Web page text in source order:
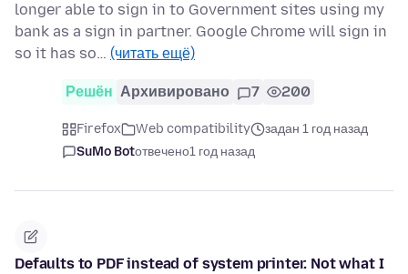
longer able to sign in to Government sites using my
bank as a sign in partner. Google Chrome will sign in
so it has so… (читать ещё)
Решён Архивировано 7 200
Firefox Web compatibility
задан 1 год назад
SuMo Botотвечено1 год назад
Defaults to PDF instead of system printer. Not what I